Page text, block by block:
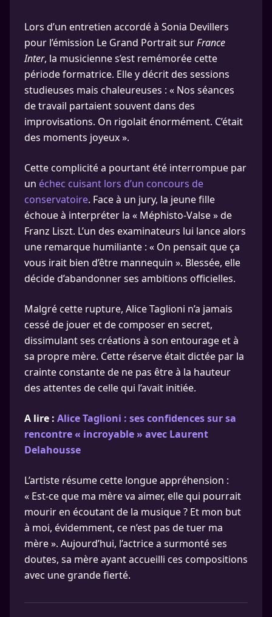
Lors d’un entretien accordé à Sonia Devillers
pour l’émission Le Grand Portrait surFrance
Inter, la musicienne s’est remémorée cette
période formatrice. Elle y décrit des sessions
studieuses mais chaleureuses : « Nos séances
de travail partaient souvent dans des
improvisations. On rigolait énormément. C’était
des moments joyeux ».
Cette complicité a pourtant été interrompue par
un échec cuisant lors d’un concours de
conservatoire. Face à un jury, la jeune fille
échoue à interpréter la « Méphisto-Valse » de
Franz Liszt. L’un des examinateurs lui lance alors
une remarque humiliante : « On pensait que ça
vous irait bien d’être mannequin ». Blessée, elle
décide d’abandonner ses ambitions officielles.
Malgré cette rupture, Alice Taglioni n’a jamais
cessé de jouer et de composer en secret,
dissimulant ses créations à son entourage et à
sa propre mère. Cette réserve était dictée par la
crainte constante de ne pas être à la hauteur
des attentes de celle qui l’avait initiée.
A lire : Alice Taglioni : ses confidences sur sa
rencontre « incroyable » avec Laurent
Delahousse
L’artiste résume cette longue appréhension :
« Est-ce que ma mère va aimer, elle qui pourrait
mourir en écoutant de la musique ? Et mon but
à moi, évidemment, ce n’est pas de tuer ma
mère ». Aujourd’hui, l’actrice a surmonté ses
doutes, sa mère ayant accueilli ces compositions
avec une grande fierté.